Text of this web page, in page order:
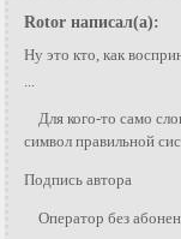
Rotor написал(а):
Ну это кто, как
Для кого-то само
символ правильной
Подпись автора
Оператор без